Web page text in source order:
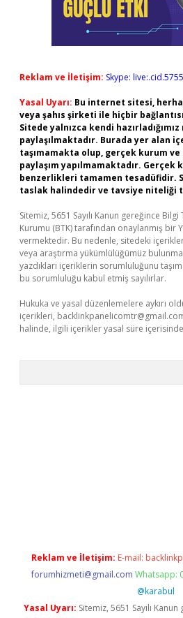
Reklam ve İletişim: Skype:
Yasal Uyarı: Bu internet sitesi,
veya şahıs şirketi ile hiçbir
Sitede yalnızca kendi
paylaşılmaktadır. Burada yer alan
taşımamakta olup, gerçek kurum
paylaşım yapılmamaktadır.
benzerlikleri tamamen tesadüfidir.
taslak halindedir ve tavsiye niteliği
Sitemiz, 5651 Sayılı Kanun gereğince
Kurumu (BTK) tarafından onaylanmış bir
vermektedir. Bu nedenle, sitedeki
veya araştırma yükümlülüğümüz
yazdıkları içeriklerin sorumluluğunu
bu sorumluluğu kabul etmiş sayılırlar.
Hukuka ve yasal düzenlemelere aykırı
içerikleri,
halinde, ilgili içerikler yasal süre
Reklam ve İletişim: E-mail:
forumhizmeti@gmail.com Whatsapp:
@karabul
Yasal Uyarı: Sitemiz, 5651 Sayılı